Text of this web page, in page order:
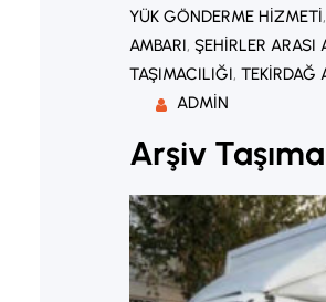
YÜK GÖNDERME HIZMETI,
AMBARI, ŞEHIRLER ARASI
TAŞIMACILIĞI, TEKIRDAĞ
ADMIN
Arşiv Taşıma